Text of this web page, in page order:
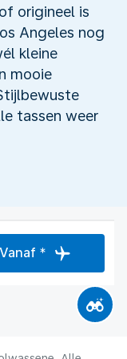
origineel is
Angeles nog
kleine
mooie
tassen weer
Vanaf *